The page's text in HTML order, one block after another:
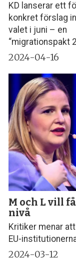
KD lanserar ett
konkret förslag
valet i juni – en
“migrationspakt
2024-04-16
M och L vill
nivå
Kritiker menar
EU-
2024-03-12